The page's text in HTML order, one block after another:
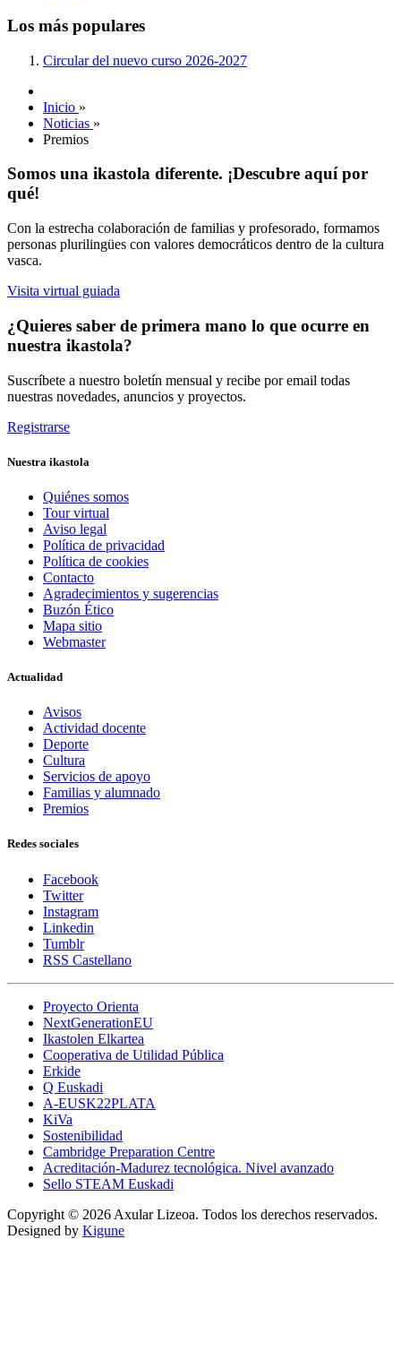
Los más populares
Circular del nuevo curso 2026-2027
Inicio »
Noticias »
Premios
Somos una ikastola diferente. ¡Descubre aquí por
qué!
Con la estrecha colaboración de familias y profesorado, formamos
personas plurilingües con valores democráticos dentro de la cultura
vasca.
Visita virtual guiada
¿Quieres saber de primera mano lo que ocurre en
nuestra ikastola?
Suscríbete a nuestro boletín mensual y recibe por email todas
nuestras novedades, anuncios y proyectos.
Registrarse
Nuestra ikastola
Quiénes somos
Tour virtual
Aviso legal
Política de privacidad
Política de cookies
Contacto
Agradecimientos y sugerencias
Buzón Ético
Mapa sitio
Webmaster
Actualidad
Avisos
Actividad docente
Deporte
Cultura
Servicios de apoyo
Familias y alumnado
Premios
Redes sociales
Facebook
Twitter
Instagram
Linkedin
Tumblr
RSS Castellano
Proyecto Orienta
NextGenerationEU
Ikastolen Elkartea
Cooperativa de Utilidad Pública
Erkide
Q Euskadi
A-EUSK22PLATA
KiVa
Sostenibilidad
Cambridge Preparation Centre
Acreditación-Madurez tecnológica. Nivel avanzado
Sello STEAM Euskadi
Copyright © 2026 Axular Lizeoa. Todos los derechos reservados.
Designed by Kigune